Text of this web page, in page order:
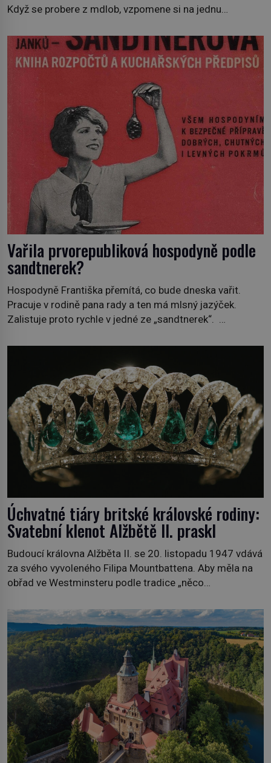
Když se probere z mdlob, vzpomene si na jednu
Prorokovala mu tragický osud. Tehdy se jí vysmál.
„Robespierre to dotáhne hodně daleko,“ prohlásil o něm
jiný významný francouzský revolucionář, Honoré de
Vařila prvorepubliková hospodyně podle
sandtnerek?
Hospodyně Františka přemítá, co bude dneska vařit.
Pracuje v rodině pana rady a ten má mlsný jazýček.
Zalistuje proto rychle v jedné ze „sandtnerek“.
povzdechne si směrem ke služce, kterou má v kuchyni k
ruce. Ještě v prvních letech nové republiky fungoval kvůli
nedostatku zboží přídělový systém. […]
Úchvatné tiáry britské královské rodiny:
Svatební klenot Alžbětě II. praskl
Budoucí královna Alžběta II. se 20. listopadu 1947 vdává
za svého vyvoleného Filipa Mountbattena. Aby měla na
obřad ve Westminsteru podle tradice „něco
soukromé kolekce – diamantovou tiáru královny Marie.
„Je to ošklivá špičatá tiára,“ zhodnotil klenot britský
politik Sir Henry Channon (1897–1958), když si […]